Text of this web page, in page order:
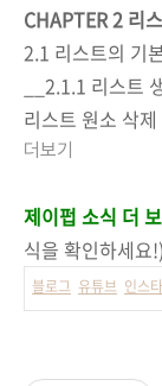
CHAPTER 2 리
2.1 리스트의 기
__2.1.1 리스트
리스트 원소 삭
더보기
제이펍 소식 더
식을 확인하세요!)
블로그 유튜브 인스